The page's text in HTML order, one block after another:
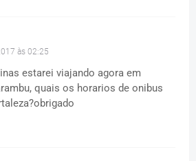
às 02:25
estarei viajando agora em
quais os horarios de onibus